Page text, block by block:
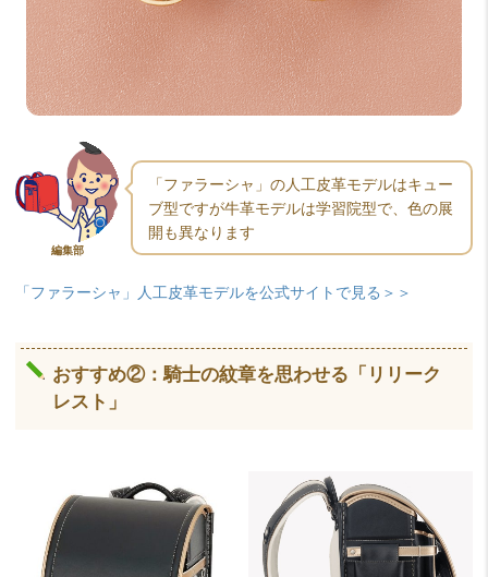
編集部
「ファラーシャ」の人工皮革モデルはキュー
ブ型ですが牛革モデルは学習院型で、色の展
開も異なります
「ファラーシャ」人工皮革モデルを公式サイトで見る＞＞
おすすめ②：騎士の紋章を思わせる「リリーク
レスト」